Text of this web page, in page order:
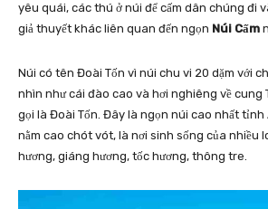
yêu quái, các thú ở núi để cấm dân chúng đi
giả thuyết khác liên quan đến ngọn Núi Cấm
Núi có tên Đoài Tốn vì núi chu vi 20 dặm với
nhìn như cái đào cao và hơi nghiêng về cung
gọi là Đoài Tốn. Đây là ngọn núi cao nhất tỉnh
nằm cao chót vót, là nơi sinh sống của nhiều
hương, giáng hương, tốc hương, thông tre.